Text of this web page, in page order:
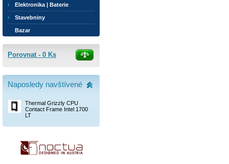
Elektronika | Baterie
Stavebniny
Bazar
Porovnat - 0 Ks
Naposledy navštívené
Thermal Grizzly CPU
Contact Frame Intel 1700
LT